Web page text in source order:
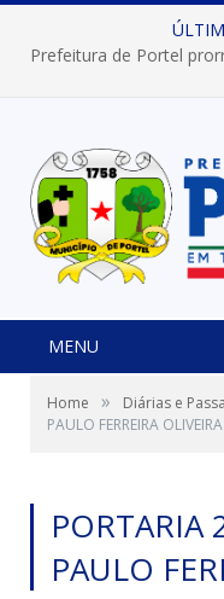
MENU
Home » Diárias e
PAULO FERREIRA OLIVEIRA
PORTARIA
PAULO